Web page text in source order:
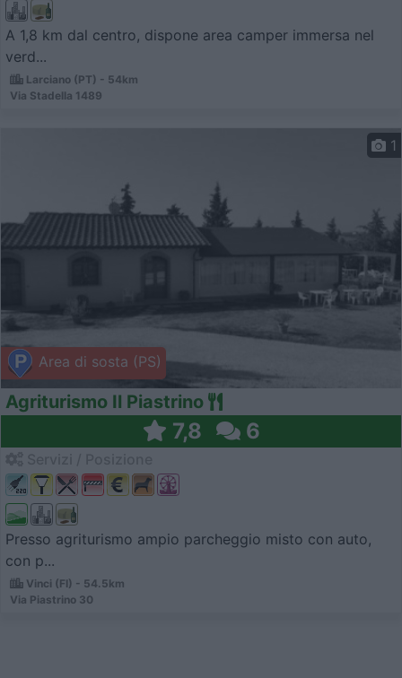
A 1,8 km dal centro, dispone area camper immersa nel
verd...
Larciano (PT) - 54km
Via Stadella 1489
Area di sosta (PS)
1
Agriturismo Il Piastrino
7,8 6
Presso agriturismo ampio parcheggio misto con auto,
con p...
Vinci (FI) - 54.5km
Via Piastrino 30